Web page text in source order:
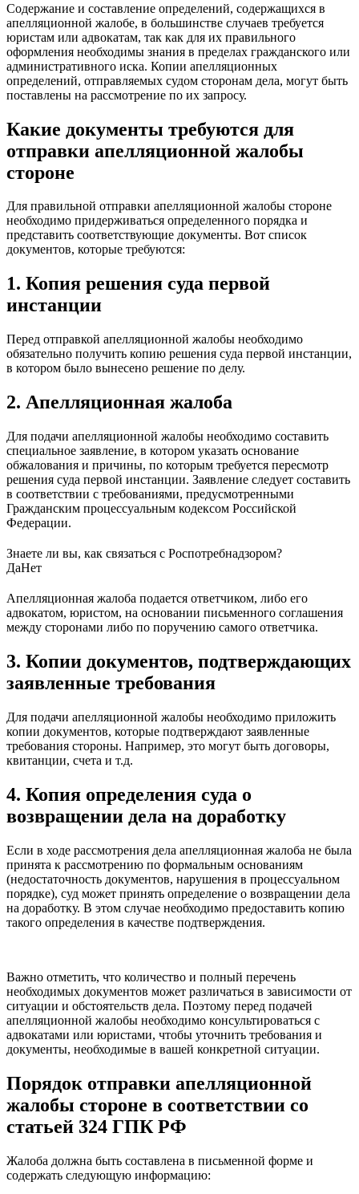
Содержание и составление определений, содержащихся в
апелляционной жалобе, в большинстве случаев требуется
юристам или адвокатам, так как для их правильного
оформления необходимы знания в пределах гражданского или
административного иска. Копии апелляционных
определений, отправляемых судом сторонам дела, могут быть
поставлены на рассмотрение по их запросу.
Какие документы требуются для
отправки апелляционной жалобы
стороне
Для правильной отправки апелляционной жалобы стороне
необходимо придерживаться определенного порядка и
представить соответствующие документы. Вот список
документов, которые требуются:
1. Копия решения суда первой
инстанции
Перед отправкой апелляционной жалобы необходимо
обязательно получить копию решения суда первой инстанции,
в котором было вынесено решение по делу.
2. Апелляционная жалоба
Для подачи апелляционной жалобы необходимо составить
специальное заявление, в котором указать основание
обжалования и причины, по которым требуется пересмотр
решения суда первой инстанции. Заявление следует составить
в соответствии с требованиями, предусмотренными
Гражданским процессуальным кодексом Российской
Федерации.
Знаете ли вы, как связаться с Роспотребнадзором?
ДаНет
Апелляционная жалоба подается ответчиком, либо его
адвокатом, юристом, на основании письменного соглашения
между сторонами либо по поручению самого ответчика.
3. Копии документов, подтверждающих
заявленные требования
Для подачи апелляционной жалобы необходимо приложить
копии документов, которые подтверждают заявленные
требования стороны. Например, это могут быть договоры,
квитанции, счета и т.д.
4. Копия определения суда о
возвращении дела на доработку
Если в ходе рассмотрения дела апелляционная жалоба не была
принята к рассмотрению по формальным основаниям
(недостаточность документов, нарушения в процессуальном
порядке), суд может принять определение о возвращении дела
на доработку. В этом случае необходимо предоставить копию
такого определения в качестве подтверждения.
Важно отметить, что количество и полный перечень
необходимых документов может различаться в зависимости от
ситуации и обстоятельств дела. Поэтому перед подачей
апелляционной жалобы необходимо консультироваться с
адвокатами или юристами, чтобы уточнить требования и
документы, необходимые в вашей конкретной ситуации.
Порядок отправки апелляционной
жалобы стороне в соответствии со
статьей 324 ГПК РФ
Жалоба должна быть составлена в письменной форме и
содержать следующую информацию: